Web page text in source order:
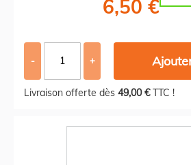
6,50 €
- +
Livraison offerte dès 49,00 €TTC !